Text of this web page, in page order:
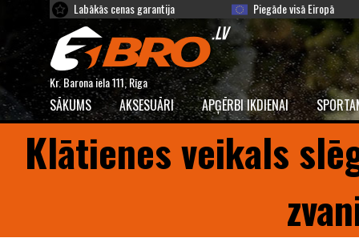
Labākās cenas garantija Piegāde visā Eiropā
Kr. Barona iela 111, Rīga
SĀKUMS AKSESUĀRI APĢĒRBI IKDIENAI
Klātienes veikals